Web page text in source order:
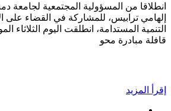
انطلاقا من المسؤولية المجتمعية لجامعة
إلهامي ترابيس، للمشاركة في القضاء على
قافلة مبادرة محو
إقرأ المزيد